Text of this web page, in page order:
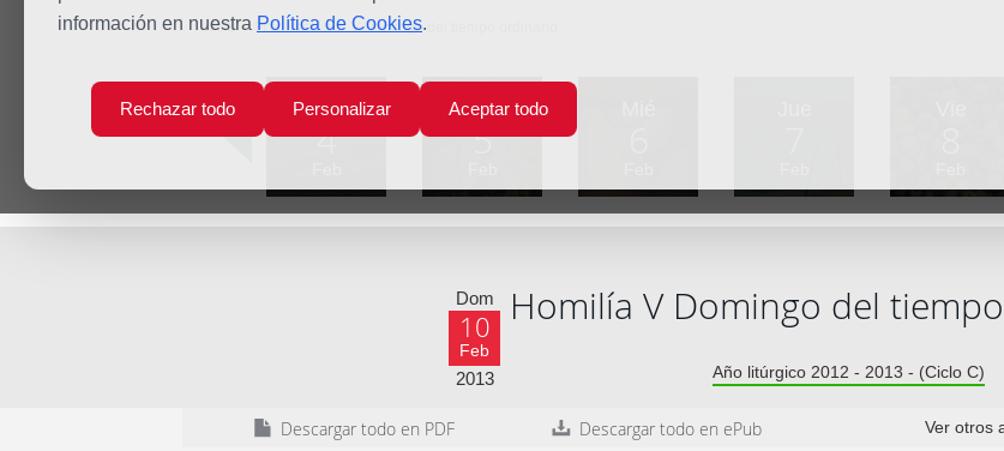
información en nuestra Política de Cookies.
Rechazar todo Personalizar Aceptar todo
Inicio Predicación V Domingo del tiempo ordinario
Lun
4
Mar
5
Dom
10
Feb
2013
Homilía V Domingo del
Año litúrgico 2012 - 2013 - (Ciclo C)
Descargar todo en PDF Descargar todo en ePub Ver otros